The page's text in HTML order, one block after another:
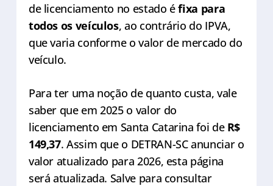
de licenciamento no estado éfixa para
todos os veículos, ao contrário do IPVA,
que varia conforme o valor de mercado do
veículo.
Para ter uma noção de quanto custa, vale
saber que em 2025 o valor do
licenciamento em Santa Catarina foi de R$
149,37. Assim que o DETRAN-SC anunciar o
valor atualizado para 2026, esta página
será atualizada. Salve para consultar